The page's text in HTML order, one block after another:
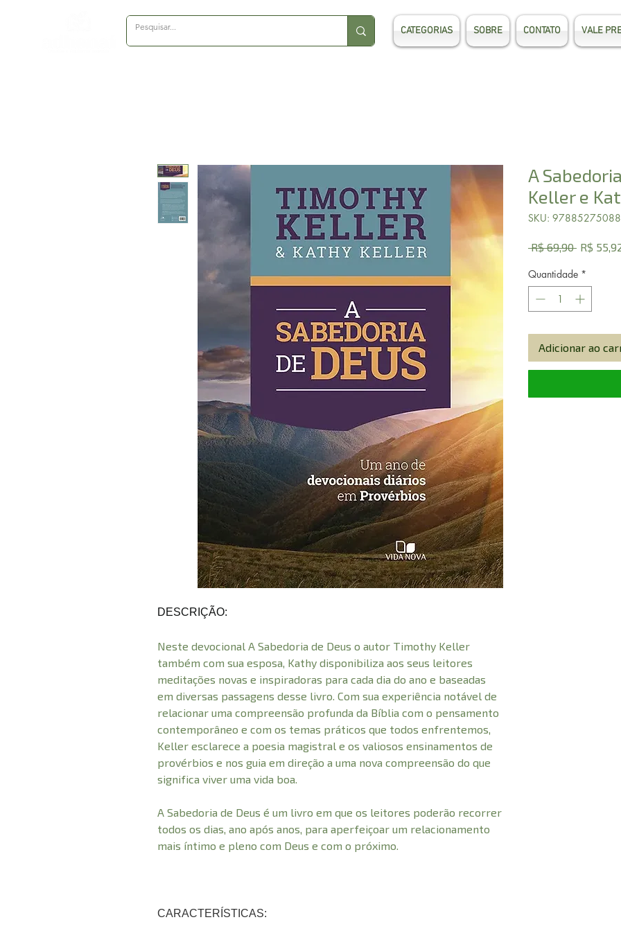
CATEGORIAS SOBRE CONTATO VALE
DESCRIÇÃO:
Neste devocional A Sabedoria de Deus o autor Timothy Keller
também com sua esposa, Kathy disponibiliza aos seus leitores
meditações novas e inspiradoras para cada dia do ano e baseadas
em diversas passagens desse livro. Com sua experiência notável de
relacionar uma compreensão profunda da Bíblia com o pensamento
contemporâneo e com os temas práticos que todos enfrentemos,
Keller esclarece a poesia magistral e os valiosos ensinamentos de
provérbios e nos guia em direção a uma nova compreensão do que
significa viver uma vida boa.
A Sabedoria de Deus é um livro em que os leitores poderão recorrer
todos os dias, ano após anos, para aperfeiçoar um relacionamento
mais íntimo e pleno com Deus e com o próximo.
CARACTERÍSTICAS:
A
Keller e
SKU:
R$ 69,90 Preço
R$
Quantidade *
Adicionar ao